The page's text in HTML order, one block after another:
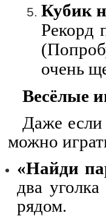
Кубик
Рекорд
очень
Весёлые
Даже
можно
«Найди
два
рядом.